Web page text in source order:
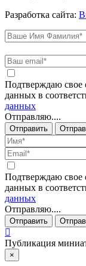
Разработка сайта:
Подтверждаю свое
данных в
данных
Отправляю....
Отправить
Подтверждаю свое
данных в
данных
Отправляю....
Отправить
Публикация
×